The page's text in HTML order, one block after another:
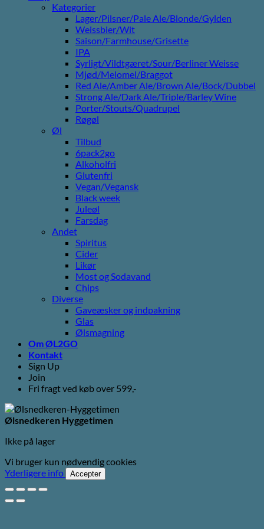
Kategorier
Lager/Pilsner/Pale Ale/Blonde/Gylden
Weissbier/Wit
Saison/Farmhouse/Grisette
IPA
Syrligt/Vildtgæret/Sour/Berliner Weisse
Mjød/Melomel/Braggot
Red Ale/Amber Ale/Brown Ale/Bock/Dubbel
Strong Ale/Dark Ale/Triple/Barley Wine
Porter/Stouts/Quadrupel
Røgøl
Øl
Tilbud
6pack2go
Alkoholfri
Glutenfri
Vegan/Vegansk
Black week
Juleøl
Farsdag
Andet
Spiritus
Cider
Likør
Most og Sodavand
Chips
Diverse
Gaveæsker og indpakning
Glas
Ølsmagning
Om ØL2GO
Kontakt
Sign Up
Join
Fri fragt ved køb over 599,-
Ølsnedkeren Hyggetimen
Ikke på lager
Vi bruger kun nødvendig cookies
Yderligere info
Accepter